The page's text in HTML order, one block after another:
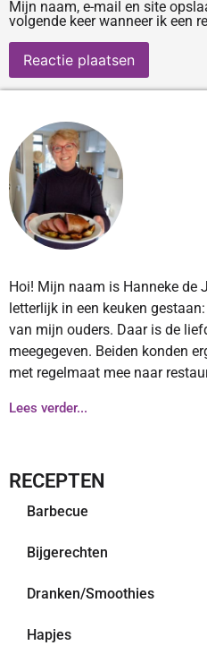
Mijn naam, e-mail en site
volgende keer wanneer ik een
Hoi! Mijn naam is Hanneke de
letterlijk in een keuken
van mijn ouders. Daar is de
meegegeven. Beiden konden
met regelmaat mee naar
Lees verder...
RECEPTEN
Barbecue
Bijgerechten
Dranken/Smoothies
Hapjes